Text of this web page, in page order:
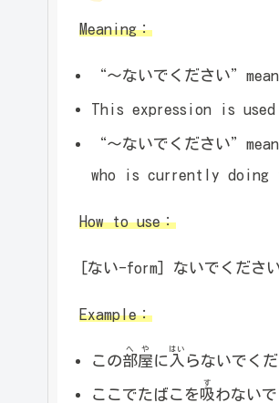
Meaning：
“～ないでください
This expression is
“～ないでください
who is currently doing
How to use：
[ない-form] ないでくださ
Example：
この部屋
へや
に 入
はい
らないでく
ここでたばこを吸
す
わない